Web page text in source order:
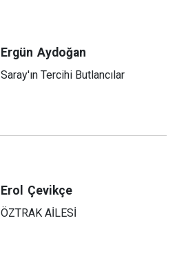
Ergün Aydoğan
Saray'ın Tercihi Butlancılar
Erol Çevikçe
ÖZTRAK AİLESİ